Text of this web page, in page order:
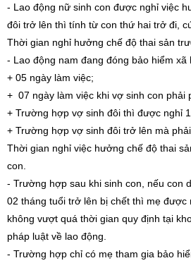
- Lao động nữ sinh con được nghỉ việc
đôi trở lên thì tính từ con thứ hai trở đi,
Thời gian nghỉ hưởng chế độ thai sản
- Lao động nam đang đóng bảo hiểm
+ 05 ngày làm việc;
+ 07 ngày làm việc khi vợ sinh con phải
+ Trường hợp vợ sinh đôi thì được nghỉ
+ Trường hợp vợ sinh đôi trở lên mà
Thời gian nghỉ việc hưởng chế độ thai
con.
- Trường hợp sau khi sinh con, nếu con
02 tháng tuổi trở lên bị chết thì mẹ
không vượt quá thời gian quy định tại
pháp luật về lao động.
- Trường hợp chỉ có mẹ tham gia bảo